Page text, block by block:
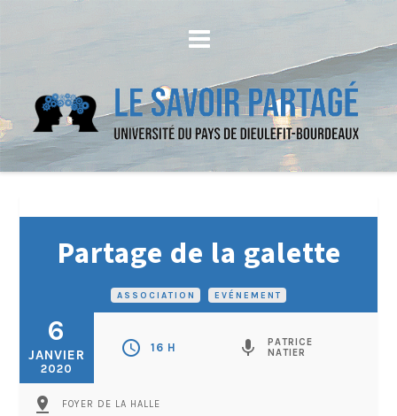
ASSOCIATION EVÉNEMENT
Partage de la galette
6
JANVIER
2020
schedule 16 H mic
PATRICE
NATIER
pin_drop FOYER DE LA HALLE